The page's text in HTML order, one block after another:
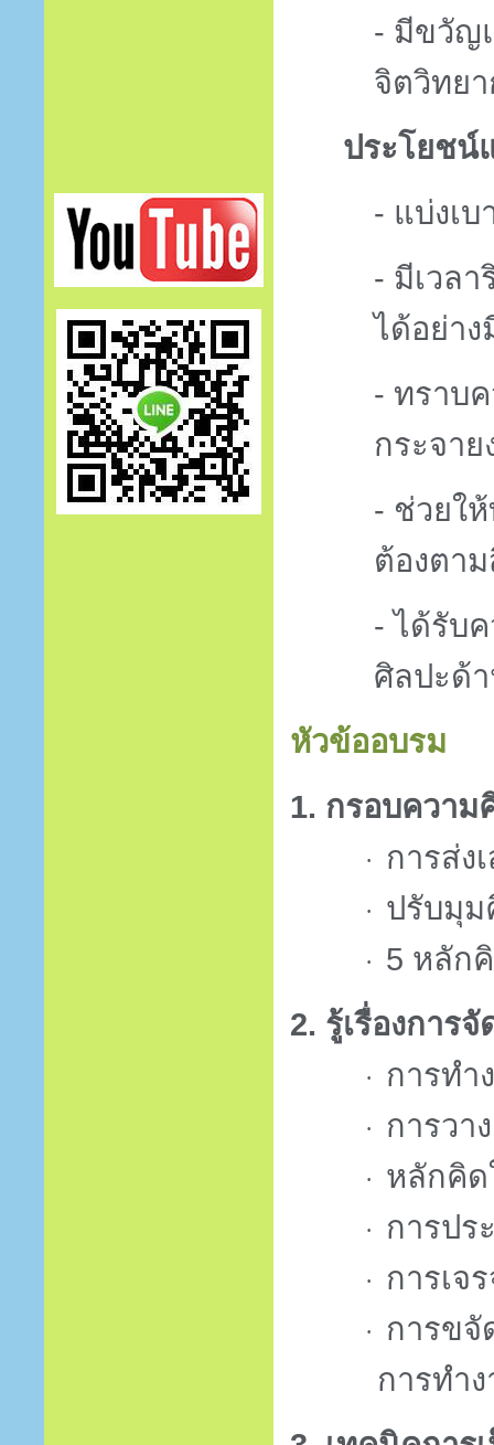
- มีขวัญ
จิตวิทย
ประโยชน์
- แบ่งเ
- มีเวล
ได้อย่า
- ทราบ
กระจา
- ช่วยใ
ต้องตา
- ได้รับ
ศิลปะด้
หัวข้ออบรม
1. กรอบความ
· การส่ง
· ปรับมุม
· 5 หลัก
2. รู้เรื่องการ
· การทำ
· การวา
· หลักคิด
· การปร
· การเจ
·
การขจั
การทำ